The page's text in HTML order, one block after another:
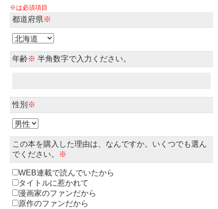
※は必須項目
都道府県※
年齢※ 半角数字で入力ください。
性別 ※
この本を購入した理由は、なんですか。いくつでも選ん
でください。
※
WEB連載で読んでいたから
タイトルに惹かれて
漫画家のファンだから
原作のファンだから